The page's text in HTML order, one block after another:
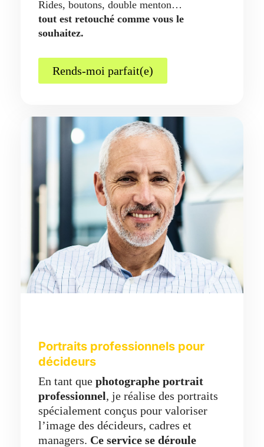
Rides, boutons, double menton…
tout est retouché comme vous le
souhaitez.
Rends-moi parfait(e)
Portraits professionnels pour
décideurs
En tant que photographe portrait
professionnel, je réalise des portraits
spécialement conçus pour valoriser
l’image des décideurs, cadres et
managers. Ce service se déroule